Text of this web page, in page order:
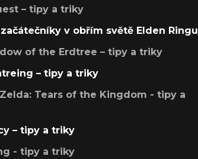
– tipy a triky
v obřím světě Elden Ringu
of the Erdtree – tipy a triky
– tipy a triky
Tears of the Kingdom - tipy a
– tipy a triky
- tipy a triky